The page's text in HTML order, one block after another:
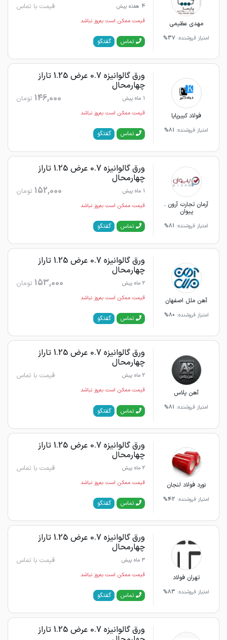
مهدی عظیمی
امتیاز فروشنده: 37%
4 هفته پیش قیمت با تماس
قیمت ممکن است به‌روز نباشد
تماس گفتگو
فولاد کبیرپایا
امتیاز فروشنده: 81%
ورق گالوانیزه 0.7 عرض 1.25 تاراز
چهارمحال
1 ماه پیش 146,000 تومان
قیمت ممکن است به‌روز نباشد
تماس گفتگو
آرمان تجارت آرون .
پیوان
امتیاز فروشنده: 81%
ورق گالوانیزه 0.7 عرض 1.25 تاراز
چهارمحال
1 ماه پیش 152,000 تومان
قیمت ممکن است به‌روز نباشد
تماس گفتگو
آهن ملل اصفهان
امتیاز فروشنده: 80%
ورق گالوانیزه 0.7 عرض 1.25 تاراز
چهارمحال
2 ماه پیش 153,000 تومان
قیمت ممکن است به‌روز نباشد
تماس گفتگو
آهن پلاس
امتیاز فروشنده: 81%
ورق گالوانیزه 0.7 عرض 1.25 تاراز
چهارمحال
2 ماه پیش قیمت با تماس
قیمت ممکن است به‌روز نباشد
تماس گفتگو
نورد فولاد لنجان
امتیاز فروشنده: 42%
ورق گالوانیزه 0.7 عرض 1.25 تاراز
چهارمحال
2 ماه پیش قیمت با تماس
قیمت ممکن است به‌روز نباشد
تماس گفتگو
تهران فولاد
امتیاز فروشنده: 83%
ورق گالوانیزه 0.7 عرض 1.25 تاراز
چهارمحال
3 ماه پیش قیمت با تماس
قیمت ممکن است به‌روز نباشد
تماس گفتگو
ورق گالوانیزه 0.7 عرض 1.25 تاراز